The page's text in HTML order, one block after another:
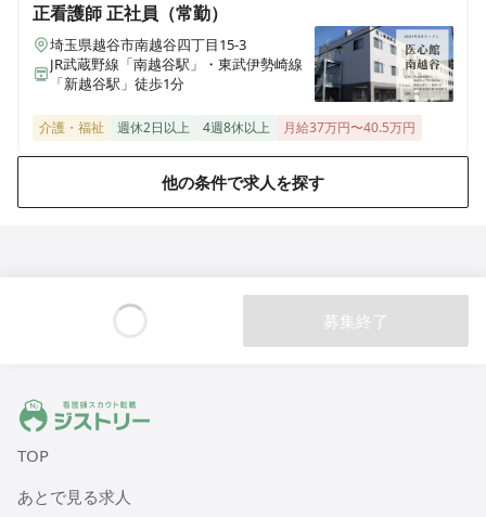
ALSOK介護 デイサービスかたくりの里 相模台
神奈川県相模原市南区相模台団地5-7
ALSOK介護 デイサービスかたくりの里 大蔵
東京都町田市大蔵町482-7
ALSOK介護 デイサービスセンター 遊・戸田
埼玉県志木市上宗岡3-6-36
ALSOK介護 介護付有料老人ホーム アミカの郷成増
東京都板橋区三園1-32-2
正看護師正社員（常勤）
埼玉県越谷市南越谷四丁目15-3
JR武蔵野線「南越谷駅」・東武伊勢崎線
「新越谷駅」徒歩1分
介護・福祉 週休2日以上 4週8休以上 月給37万円〜40.5万円
他の条件で求人を探す
募集終了
ジストリー 看護師の転職マッチング
TOP
あとで見る求人